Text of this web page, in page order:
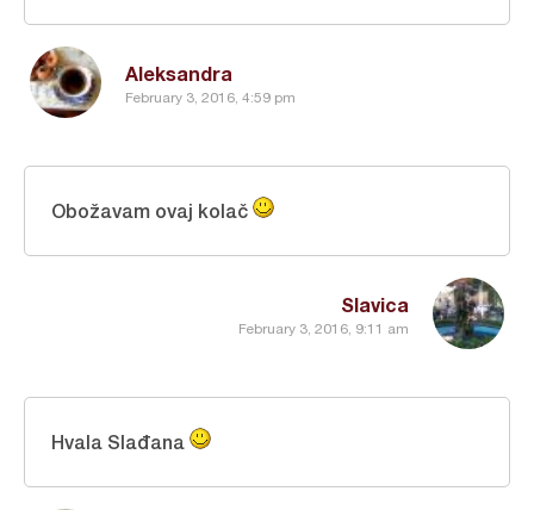
Aleksandra
February 3, 2016, 4:59 pm
Slavica
February 3, 2016, 9:11 am
Obožavam ovaj kolač
Hvala Slađana